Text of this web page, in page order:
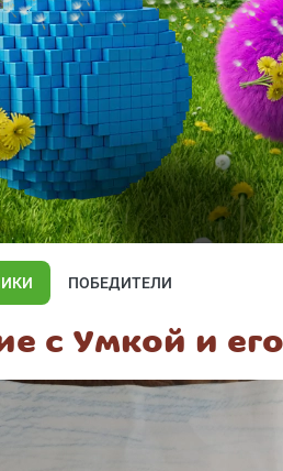
ПОБЕДИТЕЛИ
с Умкой и